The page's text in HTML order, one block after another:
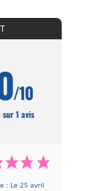
/10
sur 1 avis
: Le 25 avril